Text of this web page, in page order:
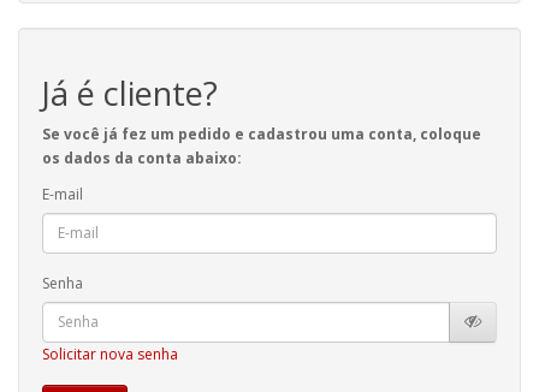
Já é cliente?
Se você já fez um pedido e cadastrou uma conta, coloque
os dados da conta abaixo:
E-mail
Senha
Solicitar nova senha